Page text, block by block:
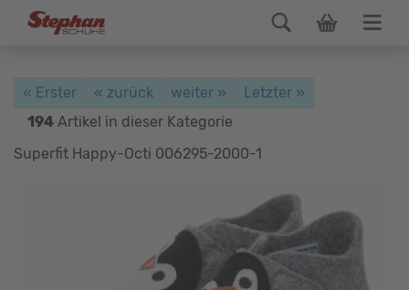
« Erster « zurück weiter »
Letzter »
194 Artikel in dieser Kategorie
Superfit Happy-Octi 006295-2000-1